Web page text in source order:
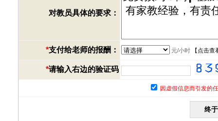
对教员具体的要求：
*支付给老师的报酬： 元/小时【 点击查
*请输入右边的验证码
因虚假信息而引发的